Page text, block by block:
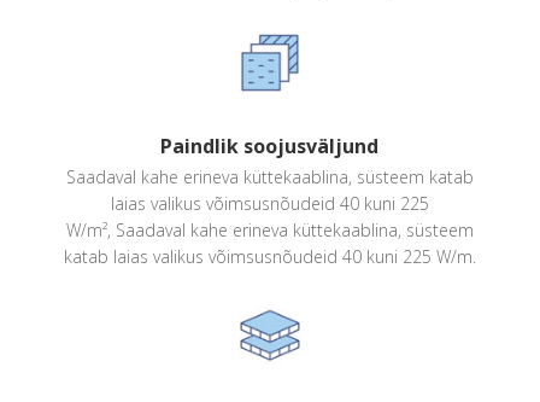
Paindlik soojusväljund
Saadaval kahe erineva küttekaablina, süsteem katab
laias valikus võimsusnõudeid 40 kuni 225
W/m², Saadaval kahe erineva küttekaablina, süsteem
katab laias valikus võimsusnõudeid 40 kuni 225 W/m.